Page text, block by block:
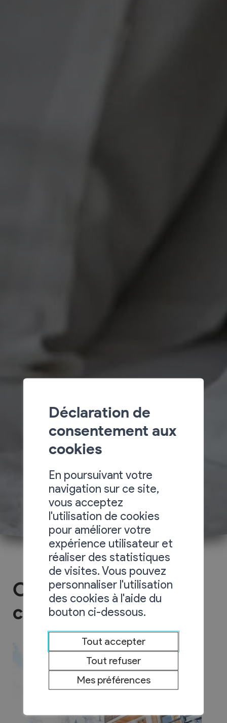
Chambre d'hôtes
chalet 4 Saisons
Déclaration de
consentement aux
cookies
En poursuivant votre
navigation sur ce site,
vous acceptez
l'utilisation de cookies
pour améliorer votre
expérience utilisateur et
réaliser des statistiques
de visites. Vous pouvez
personnaliser l'utilisation
des cookies à l'aide du
bouton ci-dessous.
Tout accepter
Tout refuser
Mes préférences